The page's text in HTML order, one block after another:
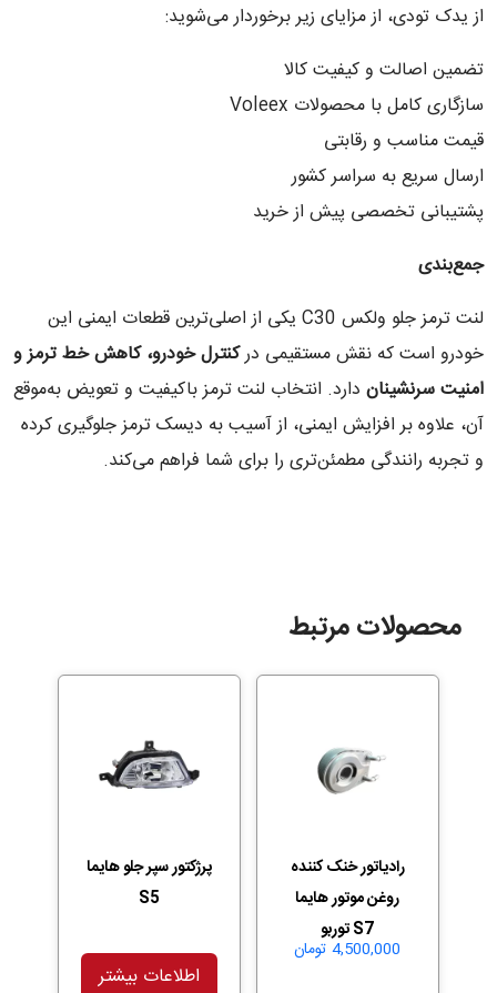
از یدک تودی، از مزایای زیر برخوردار می‌شوید:
تضمین اصالت و کیفیت کالا
سازگاری کامل با محصولات Voleex
قیمت مناسب و رقابتی
ارسال سریع به سراسر کشور
پشتیبانی تخصصی پیش از خرید
جمع‌بندی
لنت ترمز جلو ولکس C30 یکی از اصلی‌ترین قطعات ایمنی این
خودرو است که نقش مستقیمی درکنترل خودرو، کاهش خط ترمز و
امنیت سرنشینان دارد. انتخاب لنت ترمز باکیفیت و تعویض به‌موقع
آن، علاوه بر افزایش ایمنی، از آسیب به دیسک ترمز جلوگیری کرده
و تجربه رانندگی مطمئن‌تری را برای شما فراهم می‌کند.
محصولات مرتبط
رادیاتور خنک کننده
روغن موتور هایما
S7 توربو
4,500,000 تومان
پرژکتور سپر جلو هایما
S5
اطلاعات بیشتر